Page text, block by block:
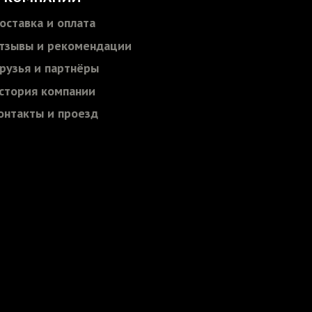
и оплата
и рекомендации
и партнёры
компании
и проезд